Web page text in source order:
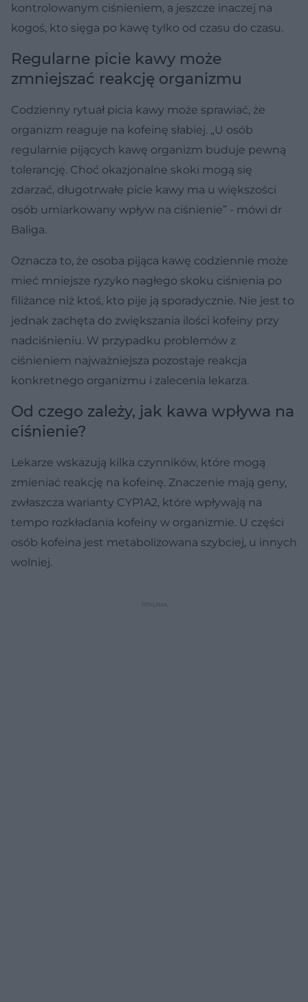
kontrolowanym ciśnieniem, a jeszcze inaczej na
kogoś, kto sięga po kawę tylko od czasu do czasu.
Regularne picie kawy może
zmniejszać reakcję organizmu
Codzienny rytuał picia kawy może sprawiać, że
organizm reaguje na kofeinę słabiej. „U osób
regularnie pijących kawę organizm buduje pewną
tolerancję. Choć okazjonalne skoki mogą się
zdarzać, długotrwałe picie kawy ma u większości
osób umiarkowany wpływ na ciśnienie” - mówi dr
Baliga.
Oznacza to, że osoba pijąca kawę codziennie może
mieć mniejsze ryzyko nagłego skoku ciśnienia po
filiżance niż ktoś, kto pije ją sporadycznie. Nie jest to
jednak zachęta do zwiększania ilości kofeiny przy
nadciśnieniu. W przypadku problemów z
ciśnieniem najważniejsza pozostaje reakcja
konkretnego organizmu i zalecenia lekarza.
Od czego zależy, jak kawa wpływa na
ciśnienie?
Lekarze wskazują kilka czynników, które mogą
zmieniać reakcję na kofeinę. Znaczenie mają geny,
zwłaszcza warianty CYP1A2, które wpływają na
tempo rozkładania kofeiny w organizmie. U części
osób kofeina jest metabolizowana szybciej, u innych
wolniej.